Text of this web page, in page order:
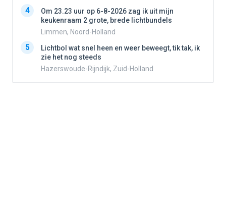
4
Om 23.23 uur op 6-8-2026 zag ik uit mijn
keukenraam 2 grote, brede lichtbundels
Limmen, Noord-Holland
5
Lichtbol wat snel heen en weer beweegt, tik tak, ik
zie het nog steeds
Hazerswoude-Rijndijk, Zuid-Holland